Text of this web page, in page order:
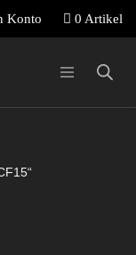
Konto 0 Artikel